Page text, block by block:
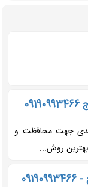
جهت محافظت و
روش...